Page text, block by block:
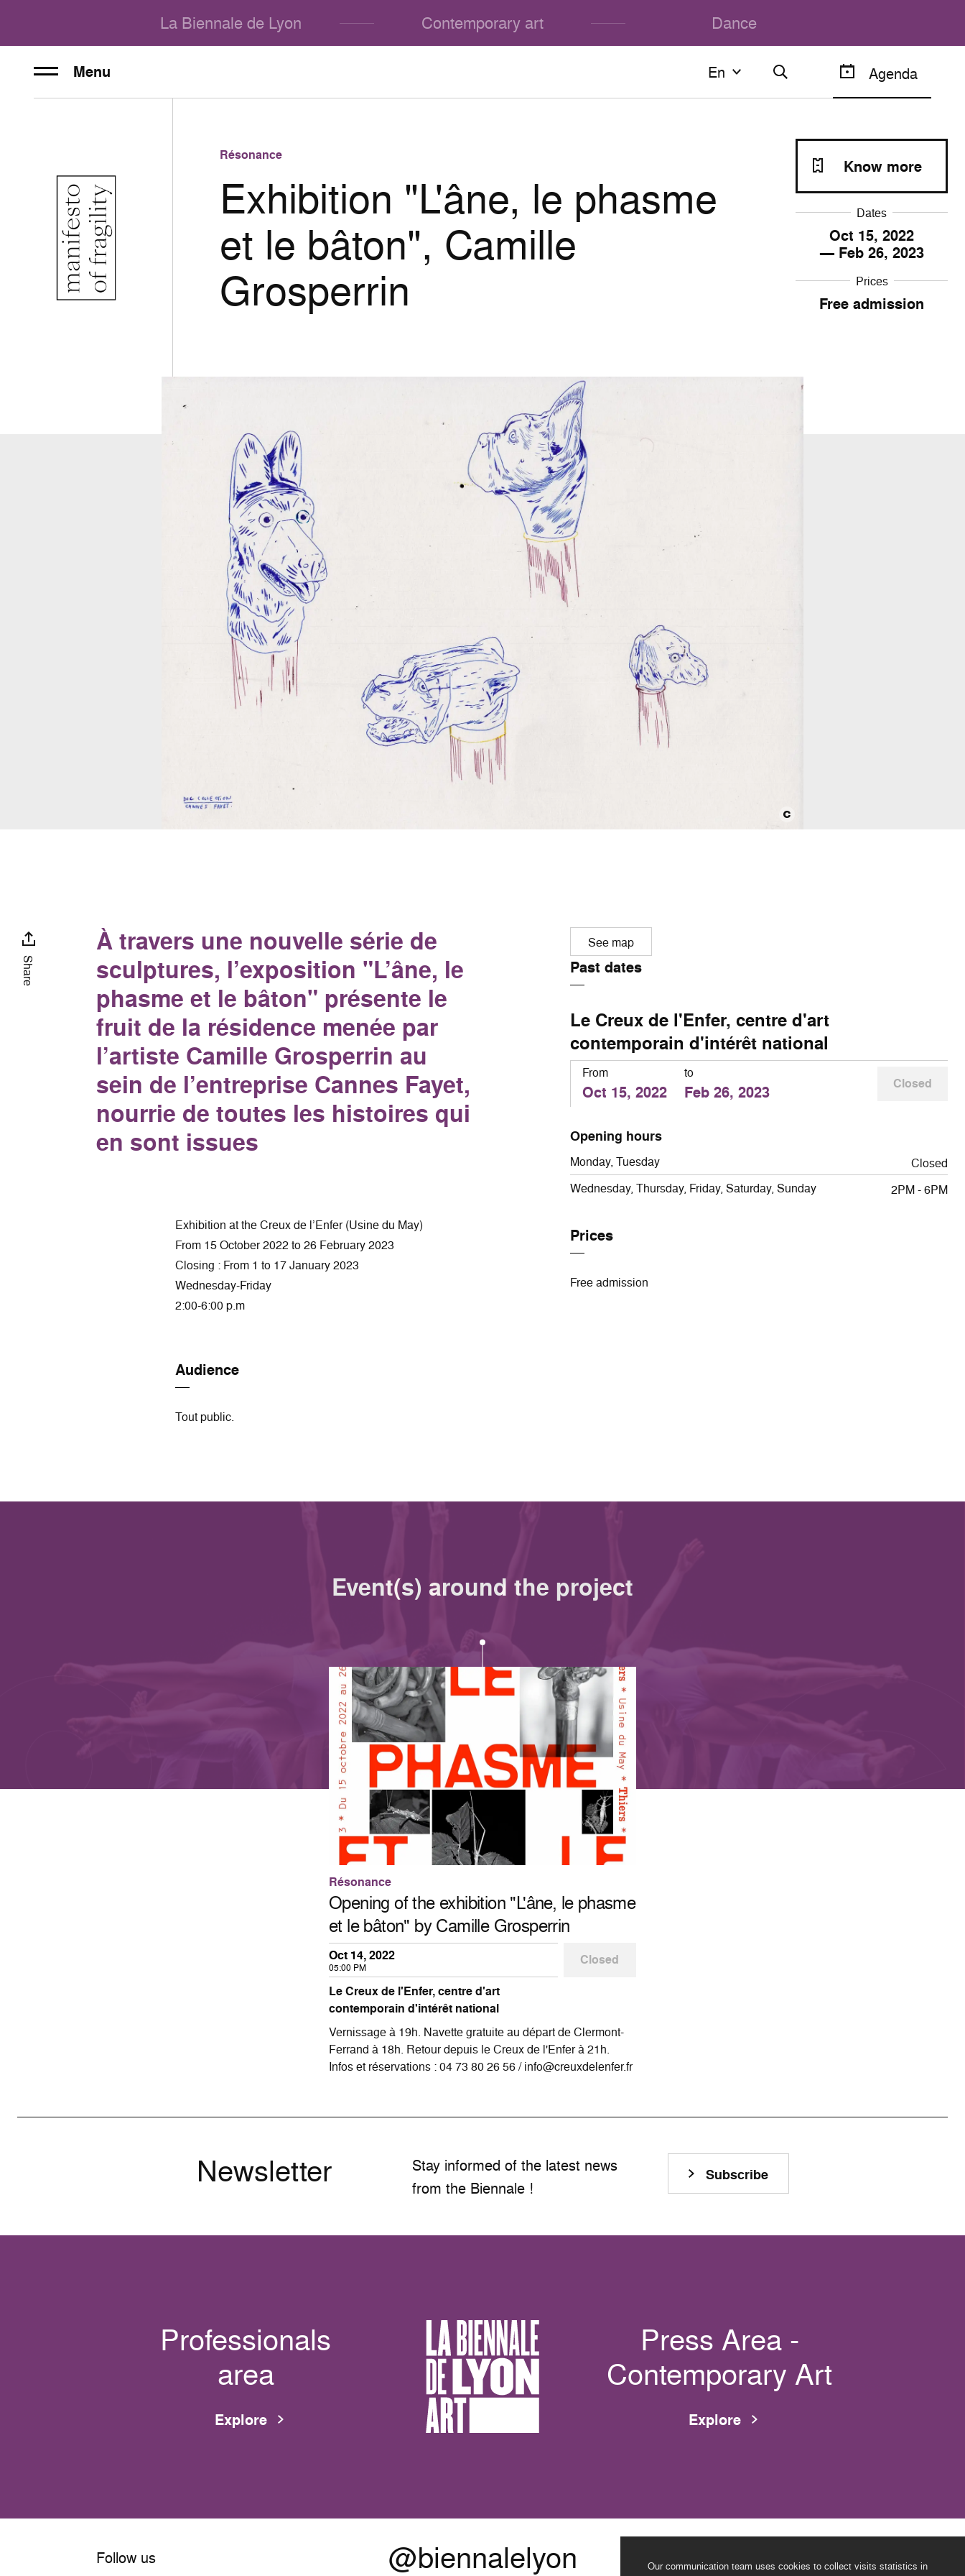
Our communication team uses cookies to collect visits statistics in
La Biennale de Lyon Contemporary art Dance
Menu En
En Agenda
Résonance
Exhibition "L'âne, le phasme
et le bâton", Camille
Grosperrin
Dates
Oct 15, 2022
— Feb 26, 2023
Prices
Free admission
Know more
Share
See map
Past dates
Le Creux de l'Enfer, centre d'art
contemporain d'intérêt national
From
Oct 15, 2022
to
Feb 26, 2023 Closed
Opening hours
Monday, Tuesday
Closed
Wednesday, Thursday, Friday, Saturday, Sunday
2PM - 6PM
Prices
Free admission
À travers une nouvelle série de
sculptures, l’exposition "L’âne, le
phasme et le bâton" présente le
fruit de la résidence menée par
l’artiste Camille Grosperrin au
sein de l’entreprise Cannes Fayet,
nourrie de toutes les histoires qui
en sont issues
Exhibition at the Creux de l’Enfer (Usine du May)
From 15 October 2022 to 26 February 2023
Closing : From 1 to 17 January 2023
Wednesday-Friday
2:00-6:00 p.m
Audience
Tout public.
Event(s) around the project
Résonance
Opening of the exhibition "L'âne, le phasme
et le bâton" by Camille Grosperrin
Oct 14, 2022
05:00 PM
Closed
Le Creux de l'Enfer, centre d'art
contemporain d'intérêt national
Vernissage à 19h. Navette gratuite au départ de Clermont-
Ferrand à 18h. Retour depuis le Creux de l'Enfer à 21h.
Infos et réservations : 04 73 80 26 56 / info@creuxdelenfer.fr
Newsletter
Stay informed of the latest news
from the Biennale !
Subscribe
Professionals
area
Explore
Press Area -
Contemporary Art
Explore
Follow us @biennalelyon